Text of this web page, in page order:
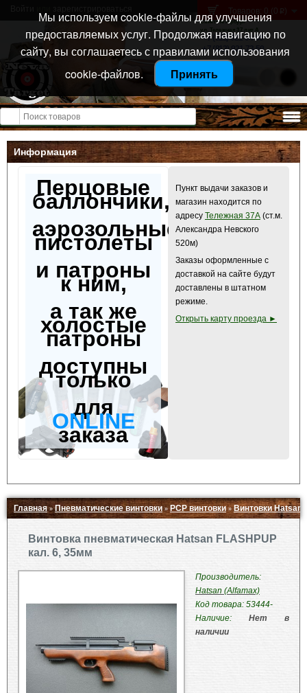
Санкт-Петербург
ул. Тележная 37 лит А
+7 (911) 021-04-08
+7 (812) 921-73-50
Товаров: 0 (0 p )
Открыть меню
Информация
Перцовые
баллончики,
аэрозольные
пистолеты
и патроны
к ним,
а так же
холостые
патроны
доступны
только
для
ONLINE
заказа
Пункт выдачи заказов и
магазин находится по
адресу Тележная 37А (ст.м.
Александра Невского
520м)
Заказы оформленные с
доставкой на сайте будут
доставлены в штатном
режиме.
Открыть карту проезда ►
Главная»Пневматические винтовки » PCP винтовки»Винтовки Hatsan
Винтовка пневматическая Hatsan FLASHPUP
кал. 6, 35мм
Производитель:
Hatsan (Alfamax)
Код товара: 53444-
Наличие: Нет в
наличии
Мы используем cookie-файлы для улучшения
предоставляемых услуг. Продолжая навигацию по
сайту, вы соглашаетесь с правилами использования
cookie-файлов.
Принять